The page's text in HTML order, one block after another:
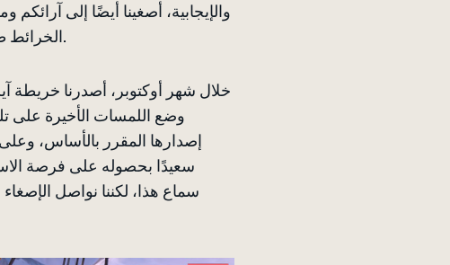
والإيجابية، أصغينا أيضًا إلى
الخرائط طلباتكم بتوفير خرائط جديدة، وأدركنا قيمة تلك الطلبات وبذلنا ما بوسعنا للاستجابة إليها.
خلال شهر أوكتوبر، أصدرنا خريطة
وضع اللمسات الأخيرة على
إصدارها المقرر بالأساس،
سعيدًا بحصوله على فرصة
سماع هذا، لكننا نواصل